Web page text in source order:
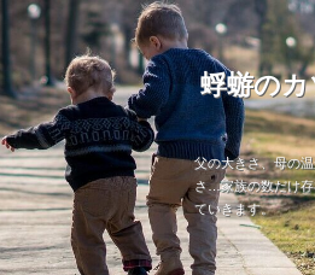
蜉蝣の
父の大きさ、母の
さ…家族の数だけ存
ていきます。